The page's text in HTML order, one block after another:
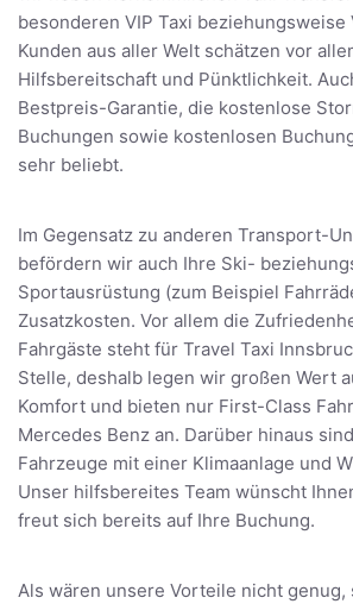
besonderen VIP Taxi beziehungsweise
Kunden aus aller Welt schätzen vor
Hilfsbereitschaft und Pünktlichkeit.
Bestpreis-Garantie, die kostenlose
Buchungen sowie kostenlosen
sehr beliebt.
Im Gegensatz zu anderen Transport-
befördern wir auch Ihre Ski-
Sportausrüstung (zum Beispiel
Zusatzkosten. Vor allem die
Fahrgäste steht für Travel Taxi
Stelle, deshalb legen wir großen Wert
Komfort und bieten nur First-Class
Mercedes Benz an. Darüber hinaus
Fahrzeuge mit einer Klimaanlage und
Unser hilfsbereites Team wünscht
freut sich bereits auf Ihre Buchung.
Als wären unsere Vorteile nicht genug,